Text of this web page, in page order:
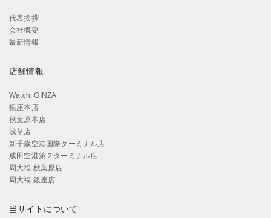
代表挨拶
会社概要
最新情報
店舗情報
Watch. GINZA
銀座本店
秋葉原本店
浅草店
新千歳空港国際ターミナル店
成田空港第２ターミナル店
周大福 秋葉原店
周大福 銀座店
当サイトについて